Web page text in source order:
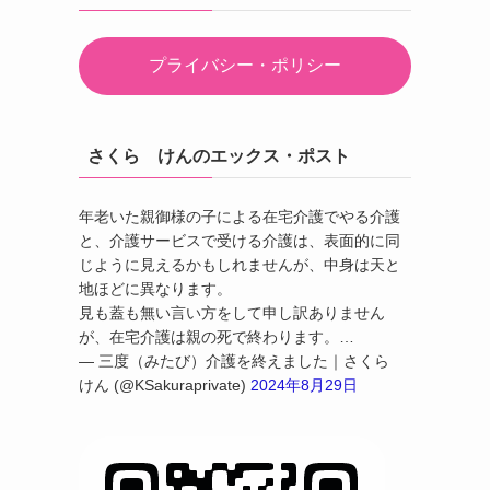
プライバシー・ポリシー
さくら けんのエックス・ポスト
年老いた親御様の子による在宅介護でやる介護
と、介護サービスで受ける介護は、表面的に同
じように見えるかもしれませんが、中身は天と
地ほどに異なります。
見も蓋も無い言い方をして申し訳ありません
が、在宅介護は親の死で終わります。…
— 三度（みたび）介護を終えました｜さくら
けん (@KSakuraprivate) 2024年8月29日